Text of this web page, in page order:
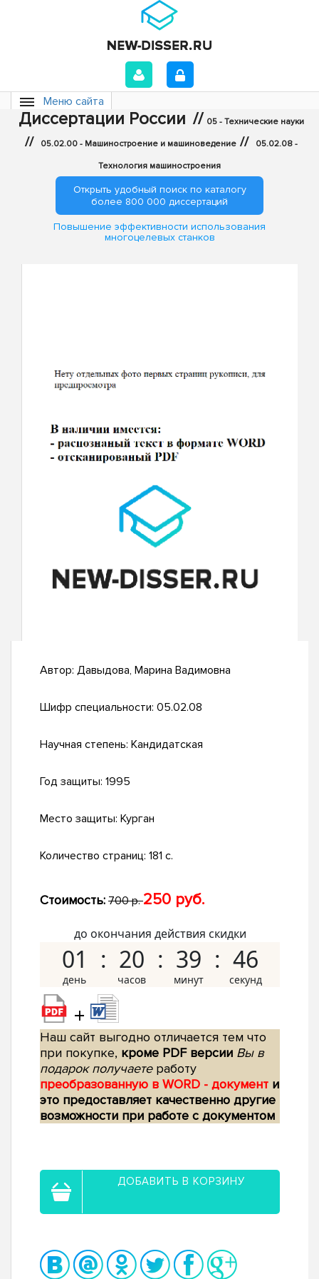
Меню сайта
Диссертации России // 05 - Технические науки
// 05.02.00 - Машиностроение и машиноведение // 05.02.08 -
Технология машиностроения
Открыть удобный поиск по каталогу
более 800 000 диссертаций
Повышение эффективности использования
многоцелевых станков
Автор: Давыдова, Марина Вадимовна
Шифр специальности: 05.02.08
Научная степень: Кандидатская
Год защиты: 1995
Место защиты: Курган
Количество страниц: 181 с.
Стоимость: 700 р.250 руб.
до окончания действия скидки
01 20 39 45
+
Наш сайт выгодно отличается тем что
при покупке, кроме PDF версии Вы в
подарок получаетеработу
преобразованную в WORD - документ и
это предоставляет качественно другие
возможности при работе с документом
ДОБАВИТЬ В КОРЗИНУ